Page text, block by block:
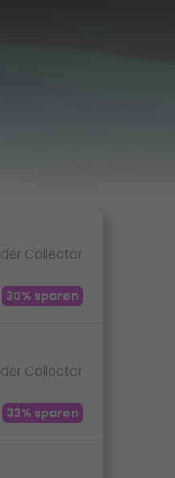
Collector
30% sparen
Collector
33% sparen